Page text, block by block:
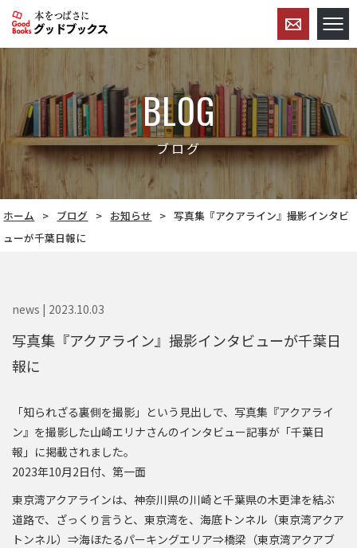
BLOG
ブログ
ホーム ブログ お知らせ
写真集『アクアライン』撮影インタビ
ューが千葉日報に
news | 2023.10.03
写真集『アクアライン』撮影インタビューが千葉日
報に
「知られざる裏側を撮影」という見出しで、写真集『アクアライ
ン』を撮影した山崎エリナさんのインタビュー記事が「千葉日
報」に掲載されました。
2023年10月2日付、第一面
東京湾アクアラインは、神奈川県の川崎と千葉県の木更津を結ぶ
道路で、ざっくり言うと、東京湾を、海底トンネル（東京湾アクア
トンネル）⇒海ほたるパーキングエリア⇒橋梁（東京湾アクアブ